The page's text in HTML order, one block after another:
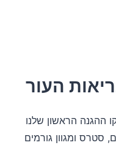
העור
ההגנה הראשון שלנו
סטרס ומגוון גורמים